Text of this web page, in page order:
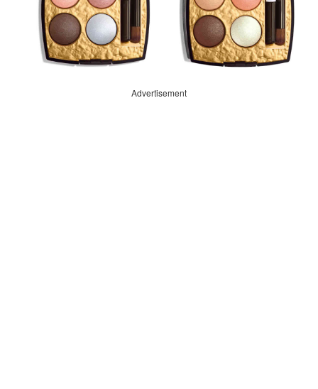
Advertisement